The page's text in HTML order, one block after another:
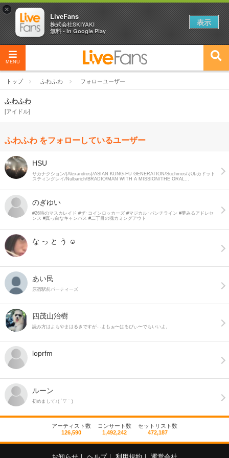
MENU
トップ ふわふわ フォローユーザー
ふわふわ
アイドル
ふわふわ をフォローしているユーザー
HSU
サカナクション/[Alexandros]/ASIAN KUNG-FU GENERATION/Suchmos/ポルカドット
スティングレイ/Nulbarich/BRADIO/MAN WITH A MISSION/THE ORAL
Bad/Mrs.GREEN APPLE/乃木坂46/欅坂46
のぎゆい
#26時のマスカレイド #ザ･コインロッカーズ #マジカル･パンチライン #夢みるアドレセ
ンス #真っ白なキャンバス #二丁目の魂カミングアウト
な っ と う ☺︎
あい民
原宿駅前パーティーズ
四茂山治樹
読み方はよもやまはるきですが…よもぉ〜はるぴぃ〜でもいいよ。
loprfm
ルーン
初めまして♪( ´▽｀)
アーティスト数
126,590
コンサート数
1,492,242
セットリスト数
472,187
×
LiveFans
株式会社SKIYAKI
無料 - In Google Play
表示